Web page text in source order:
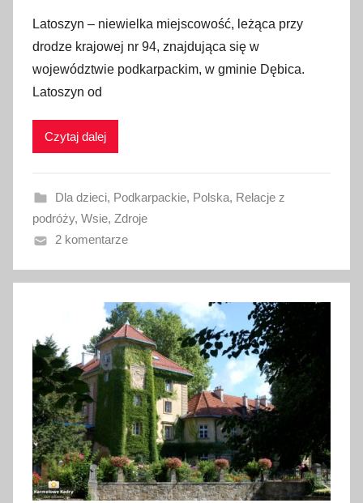
u
b
l
i
w
n
o
4
i
o
p
a
d
a
2
0
2
Latoszyn – niewielka miejscowość, leżąca przy
drodze krajowej nr 94, znajdująca się w
województwie podkarpackim, w gminie Dębica.
Latoszyn od
Czytaj dalej
Dla dzieci, Podkarpackie, Polska, Relacje z
podróży, Wsie, Zdroje
2 komentarze